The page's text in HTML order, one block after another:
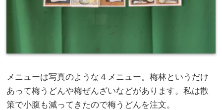
メニューは写真のような ４ メニュー。梅林というだけ
あって梅うどんや梅ぜんざいなどがあります。私は散
策で小腹も減ってきたので梅うどんを注文。